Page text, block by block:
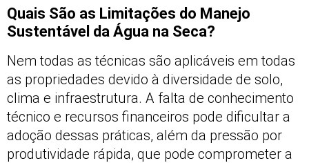
Quais São as Limitações do Manejo
Sustentável da Água na Seca?
Nem todas as técnicas são aplicáveis em todas
as propriedades devido à diversidade de solo,
clima e infraestrutura. A falta de conhecimento
técnico e recursos financeiros pode dificultar a
adoção dessas práticas, além da pressão por
produtividade rápida, que pode comprometer a